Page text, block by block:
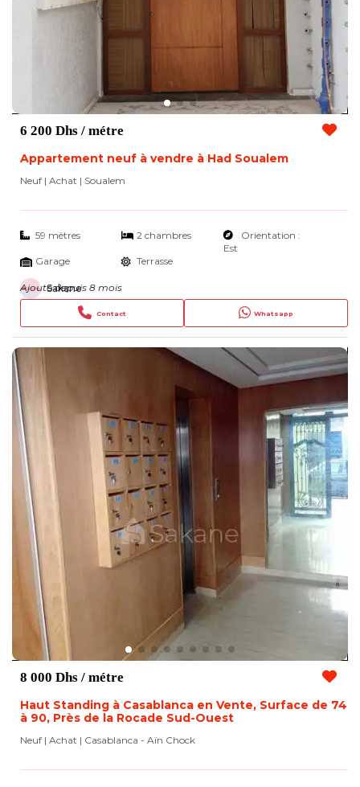
6 200 Dhs / métre
Appartement neuf à vendre à Had Soualem
Neuf | Achat | Soualem
59 mètres 2 chambres
Orientation :
Est
Garage
Terrasse
Sakane
Contact Whatsapp
Ajouté depuis 8 mois
8 000 Dhs / métre
Haut Standing à Casablanca en Vente, Surface de 74
à 90, Près de la Rocade Sud-Ouest
Neuf | Achat | Casablanca - Aïn Chock